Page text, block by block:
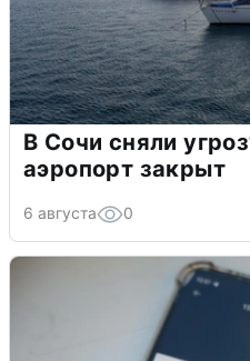
В Сочи сняли
аэропорт закрыт
6 августа 0